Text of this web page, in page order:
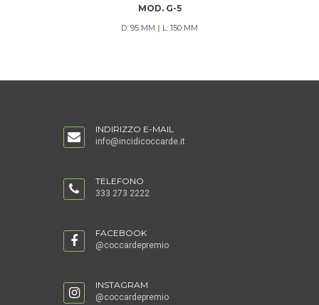
MOD. G-5
D: 95 MM | L: 150 MM
INDIRIZZO E-MAIL
info@incidicoccarde.it
TELEFONO
333 273 2222
FACEBOOK
@coccardepremio
INSTAGRAM
@coccardepremio